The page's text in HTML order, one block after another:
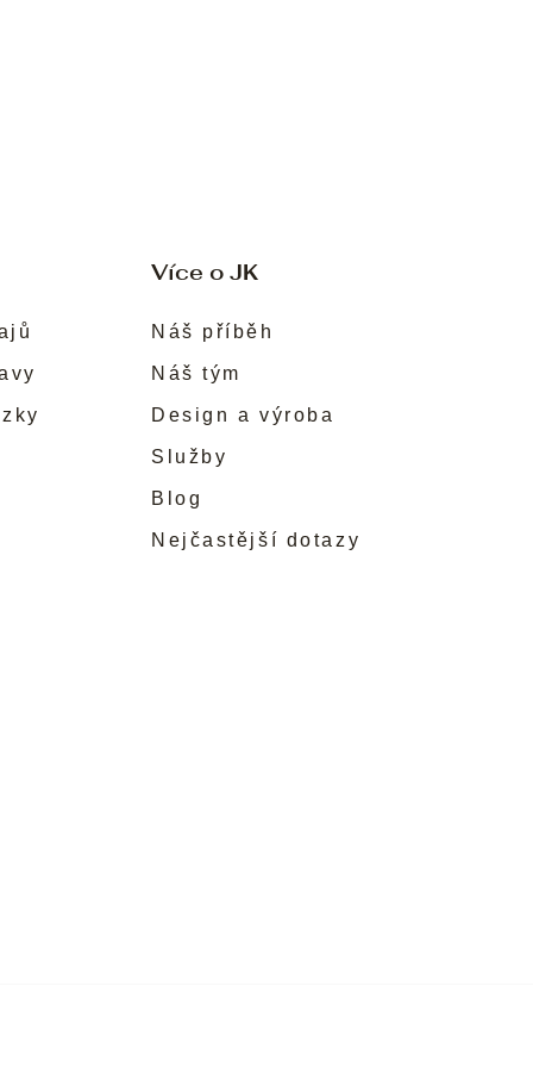
Více o JK
Náš příběh
Náš tým
Design a výroba
Služby
Blog
Nejčastější dotazy